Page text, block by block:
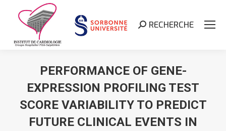
Search:
RECHERCHE
PERFORMANCE OF GENE-
EXPRESSION PROFILING TEST
SCORE VARIABILITY TO PREDICT
FUTURE CLINICAL EVENTS IN